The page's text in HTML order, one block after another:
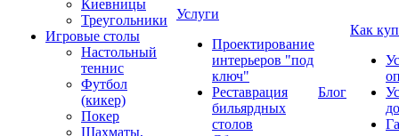
Киевницы
Треугольники
Игровые столы
Настольный
теннис
Футбол
(кикер)
Покер
Шахматы,
Услуги
Проектирование
интерьеров "под
ключ"
Реставрация
бильярдных
столов
Блог
Как